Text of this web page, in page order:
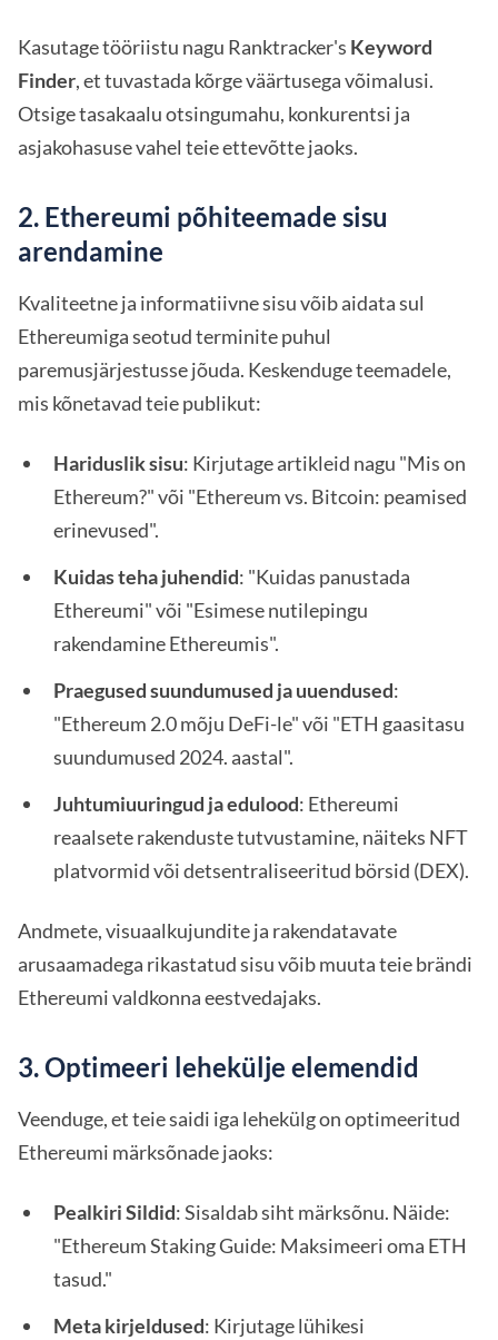
Kasutage tööriistu nagu Ranktracker's Keyword
Finder, et tuvastada kõrge väärtusega võimalusi.
Otsige tasakaalu otsingumahu, konkurentsi ja
asjakohasuse vahel teie ettevõtte jaoks.
2. Ethereumi põhiteemade sisu
arendamine
Kvaliteetne ja informatiivne sisu võib aidata sul
Ethereumiga seotud terminite puhul
paremusjärjestusse jõuda. Keskenduge teemadele,
mis kõnetavad teie publikut:
Hariduslik sisu: Kirjutage artikleid nagu "Mis on
Ethereum?" või "Ethereum vs. Bitcoin: peamised
erinevused".
Kuidas teha juhendid: "Kuidas panustada
Ethereumi" või "Esimese nutilepingu
rakendamine Ethereumis".
Praegused suundumused ja uuendused:
"Ethereum 2.0 mõju DeFi-le" või "ETH gaasitasu
suundumused 2024. aastal".
Juhtumiuuringud ja edulood: Ethereumi
reaalsete rakenduste tutvustamine, näiteks NFT
platvormid või detsentraliseeritud börsid (DEX).
Andmete, visuaalkujundite ja rakendatavate
arusaamadega rikastatud sisu võib muuta teie brändi
Ethereumi valdkonna eestvedajaks.
3. Optimeeri lehekülje elemendid
Veenduge, et teie saidi iga lehekülg on optimeeritud
Ethereumi märksõnade jaoks:
Pealkiri Sildid: Sisaldab siht märksõnu. Näide:
"Ethereum Staking Guide: Maksimeeri oma ETH
tasud."
Meta kirjeldused: Kirjutage lühikesi